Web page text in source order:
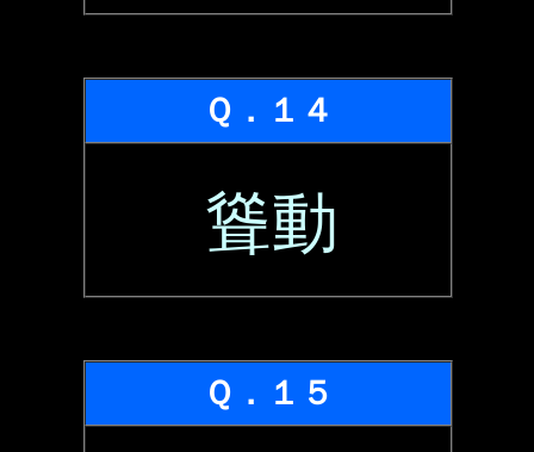
Ｑ．１４
聳動
Ｑ．１５